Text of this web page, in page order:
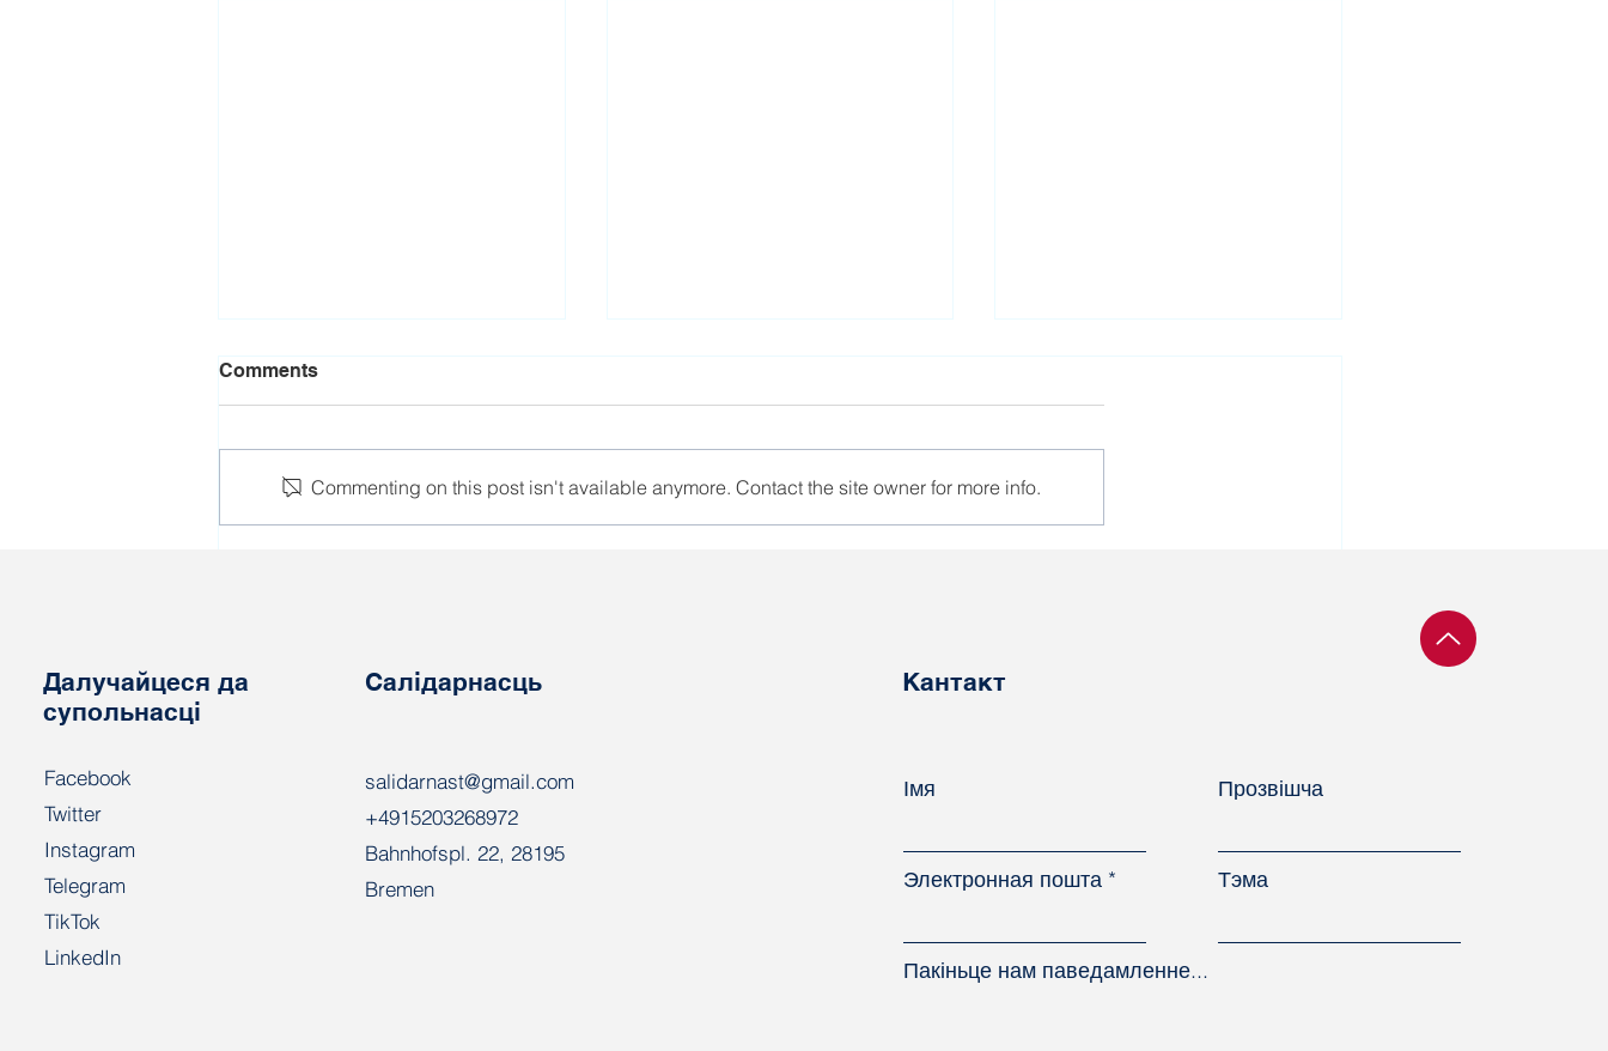
Comments
Commenting on this post isn't available anymore. Contact the site owner for more info.
Далучайцеся да
супольнасці
Facebook
Twitter
Instagram
Telegram
TikTok
LinkedIn
Салідарнасць
salidarnast@gmail.com
+4915203268972
Bahnhofspl. 22, 28195
Bremen
Кантакт
Імя
Электронная пошта
Прозвішча
Тэма
Пакіньце нам паведамленне...